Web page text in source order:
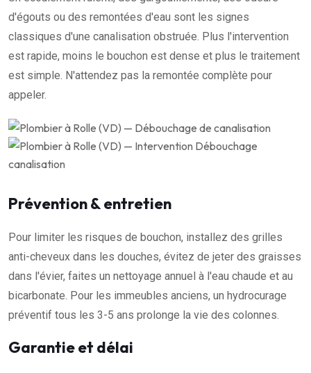
d'égouts ou des remontées d'eau sont les signes
classiques d'une canalisation obstruée. Plus l'intervention
est rapide, moins le bouchon est dense et plus le traitement
est simple. N'attendez pas la remontée complète pour
appeler.
Prévention & entretien
Pour limiter les risques de bouchon, installez des grilles
anti-cheveux dans les douches, évitez de jeter des graisses
dans l'évier, faites un nettoyage annuel à l'eau chaude et au
bicarbonate. Pour les immeubles anciens, un hydrocurage
préventif tous les 3-5 ans prolonge la vie des colonnes.
Garantie et délai